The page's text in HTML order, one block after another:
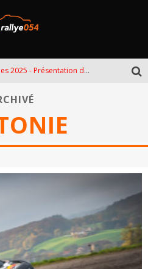
Chevrotines 2025 - Présentation de l'épreuve
Spa 2025 - Présentation de l'épreuve